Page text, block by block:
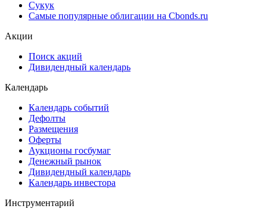
Сукук
Самые популярные облигации на Cbonds.ru
Акции
Поиск акций
Дивидендный календарь
Календарь
Календарь событий
Дефолты
Размещения
Оферты
Аукционы госбумаг
Денежный рынок
Дивидендный календарь
Календарь инвестора
Инструментарий